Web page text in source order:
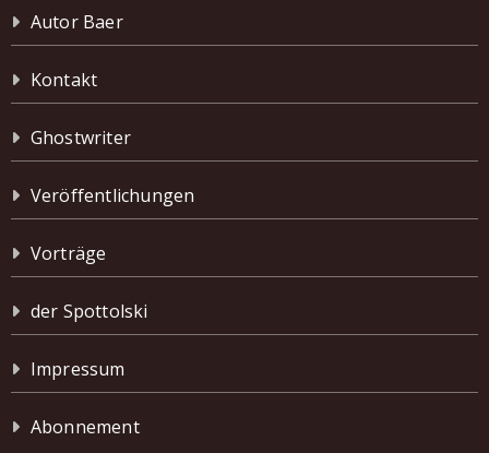
Autor Baer
Kontakt
Ghostwriter
Veröffentlichungen
Vorträge
der Spottolski
Impressum
Abonnement